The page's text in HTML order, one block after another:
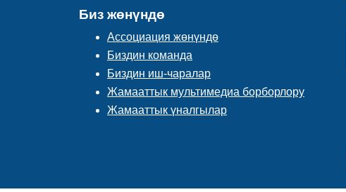
Биз жөнүндө
Ассоциация жөнүндө
Биздин команда
Биздин иш-чаралар
Жамааттык мультимедиа борборлору
Жамааттык үналгылар